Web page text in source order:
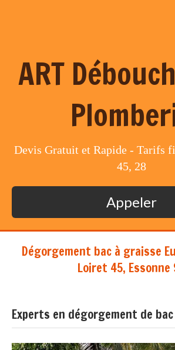
ART
Devis Gratuit et Rapide - Tarifs
45, 28
Appeler
Dégorgement bac à graisse
Loiret 45, Essonne
Experts en dégorgement de